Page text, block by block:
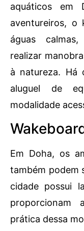
aquáticos em
aventureiros, o
águas
realizar
à natureza. Há
aluguel de
modalidade
Em Doha, os
também podem
cidade possui
proporcionam
prática dessa